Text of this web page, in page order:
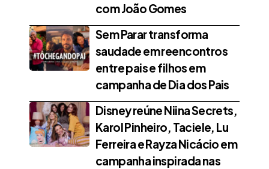
com João Gomes
Sem Parar transforma
saudade em reencontros
entre pais e filhos em
campanha de Dia dos Pais
Disney reúne Niina Secrets,
Karol Pinheiro, Taciele, Lu
Ferreira e Rayza Nicácio em
campanha inspirada nas